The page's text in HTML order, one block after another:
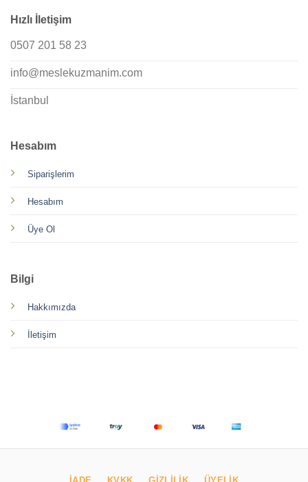
Hesabım
Siparişlerim
Hesabım
Üye Ol
Bilgi
Hakkımızda
İletişim
Hızlı İletişim
0507 201 58 23
info@meslekuzmanim.com
İstanbul